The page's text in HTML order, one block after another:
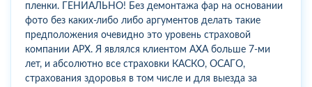
пленки. ГЕНИАЛЬНО! Без демонтажа фар на основании
фото без каких-либо либо аргументов делать такие
предположения очевидно это уровень страховой
компании АРХ. Я являлся клиентом АХА больше 7-ми
лет, и абсолютно все страховки КАСКО, ОСАГО,
страхования здоровья в том числе и для выезда за